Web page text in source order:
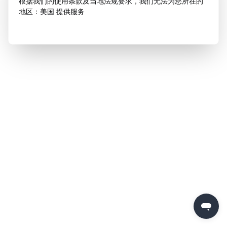
地区：美国 提供服务